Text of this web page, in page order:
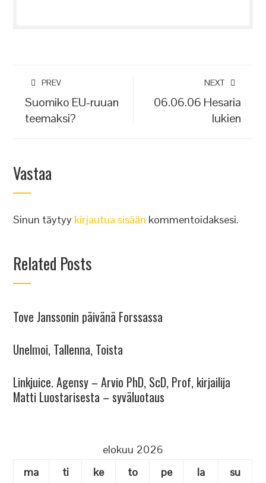
PREV
Suomiko EU-ruuan
teemaksi?
NEXT
06.06.06 Hesaria
lukien
Vastaa
Sinun täytyy kirjautua sisään kommentoidaksesi.
Related Posts
Tove Janssonin päivänä Forssassa
Unelmoi, Tallenna, Toista
Linkjuice. Agensy – Arvio PhD, ScD, Prof, kirjailija
Matti Luostarisesta – syväluotaus
elokuu 2026
ma
ti ke to pe la
su